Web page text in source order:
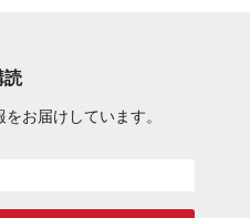
読
お届けしています。